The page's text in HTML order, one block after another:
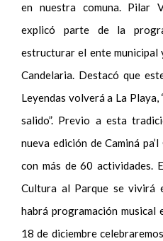
en nuestra comuna. Pilar
explicó parte de la
estructurar el ente
Candelaria. Destacó que
Leyendas volverá a La Playa,
salido”. Previo a esta
nueva edición de Caminá
con más de 60 actividades.
Cultura al Parque se vivirá
habrá programación
18 de diciembre